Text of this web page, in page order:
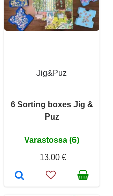
Jig&Puz
6 Sorting boxes Jig &
Puz
Varastossa (6)
13,00 €